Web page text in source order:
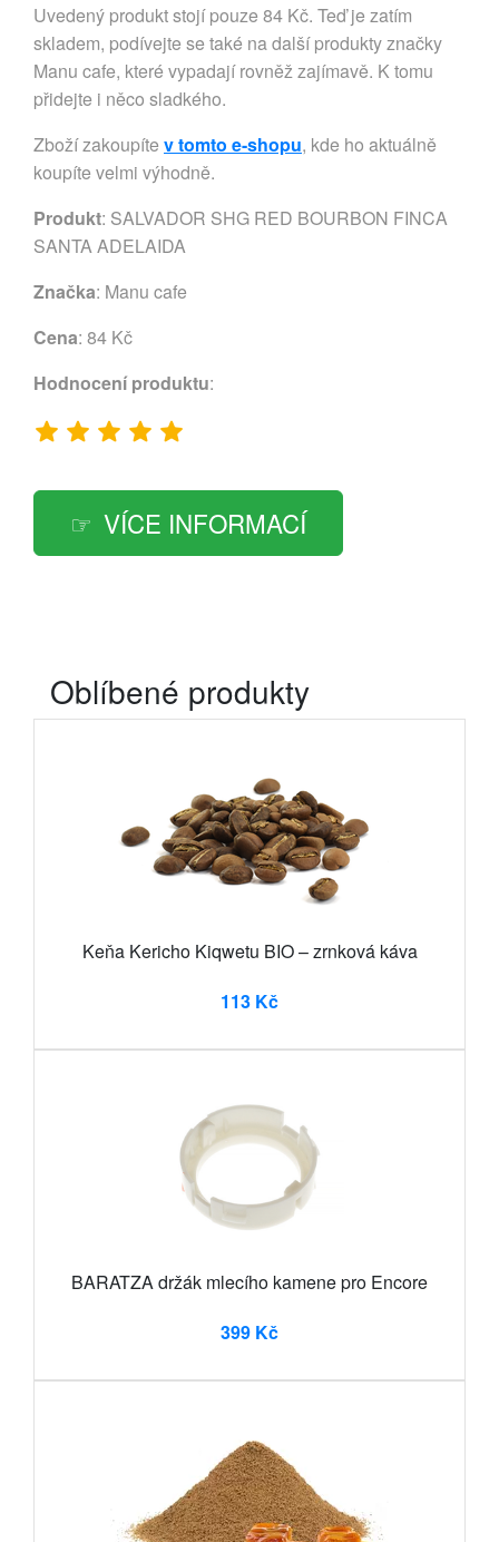
Uvedený produkt stojí pouze 84 Kč. Teď je zatím
skladem, podívejte se také na další produkty značky
Manu cafe, které vypadají rovněž zajímavě. K tomu
přidejte i něco sladkého.
Zboží zakoupíte v tomto e-shopu, kde ho aktuálně
koupíte velmi výhodně.
Produkt: SALVADOR SHG RED BOURBON FINCA
SANTA ADELAIDA
Značka: Manu cafe
Cena: 84 Kč
Hodnocení produktu:
VÍCE INFORMACÍ
Oblíbené produkty
Keňa Kericho Kiqwetu BIO – zrnková káva
113 Kč
BARATZA držák mlecího kamene pro Encore
399 Kč